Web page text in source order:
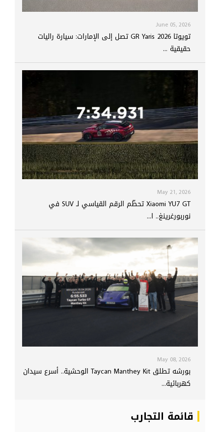
June 05, 2026
تويوتا GR Yaris 2026 تصل إلى الإمارات: سيارة راليات
حقيقية ...
May 21, 2026
Xiaomi YU7 GT تحطّم الرقم القياسي لـ SUV في
نوربورغرينغ.. ا...
May 08, 2026
بورشه تطلق Taycan Manthey Kit الوحشية.. أسرع سيدان
كهربائية...
قائمة التجارب